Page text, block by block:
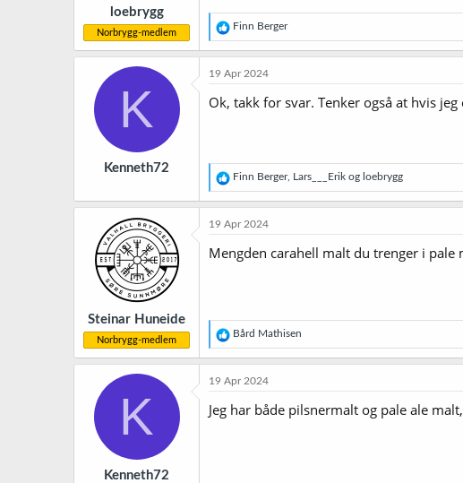
loebrygg
Norbrygg-medlem
R
e
a
s
o
Finn Berger
K
Kenneth72
19 Apr 2024
Ok, takk for svar. Tenker også at hvis
R
e
a
s
o
:
Finn Berger, Lars___Erik og loebrygg
Steinar Huneide
Norbrygg-medlem
19 Apr 2024
Mengden carahell malt du trenger i
R
e
a
s
j
o
Bård Mathisen
K
Kenneth72
19 Apr 2024
Jeg har både pilsnermalt og pale ale